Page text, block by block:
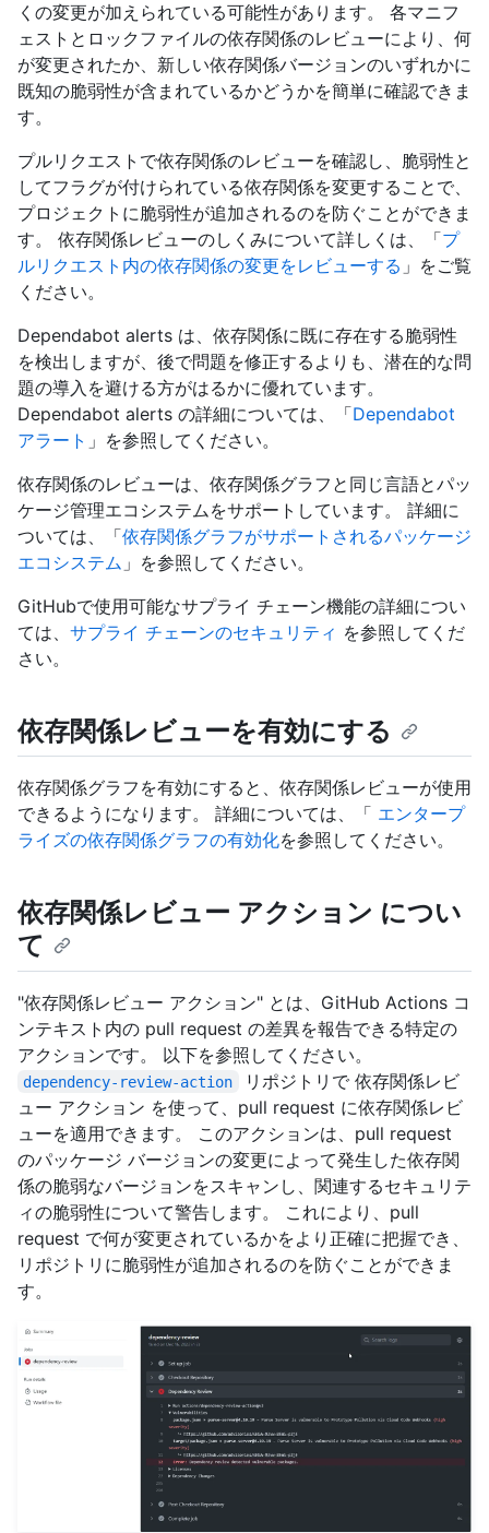
くの変更が加えられている可能性があります。 各マニフ
ェストとロックファイルの依存関係のレビューにより、何
が変更されたか、新しい依存関係バージョンのいずれかに
既知の脆弱性が含まれているかどうかを簡単に確認できま
す。
プルリクエストで依存関係のレビューを確認し、脆弱性と
してフラグが付けられている依存関係を変更することで、
プロジェクトに脆弱性が追加されるのを防ぐことができま
す。 依存関係レビューのしくみについて詳しくは、「プ
ルリクエスト内の依存関係の変更をレビューする 」をご覧
ください。
Dependabot alerts は、依存関係に既に存在する脆弱性
を検出しますが、後で問題を修正するよりも、潜在的な問
題の導入を避ける方がはるかに優れています。
Dependabot alerts の詳細については、「Dependabot
アラート 」を参照してください。
依存関係のレビューは、依存関係グラフと同じ言語とパッ
ケージ管理エコシステムをサポートしています。 詳細に
ついては、「依存関係グラフがサポートされるパッケージ
エコシステム 」を参照してください。
GitHubで使用可能なサプライ チェーン機能の詳細につい
ては、 サプライ チェーンのセキュリティ を参照してくだ
さい。
依存関係レビューを有効にする
依存関係グラフを有効にすると、依存関係レビューが使用
できるようになります。 詳細については、「 エンタープ
ライズの依存関係グラフの有効化を参照してください。
依存関係レビュー アクション につい
て
"依存関係レビュー アクション" とは、GitHub Actions コ
ンテキスト内の pull request の差異を報告できる特定の
アクションです。 以下を参照してください。
dependency-review-action
リポジトリで 依存関係レビ
ュー アクション を使って、pull request に依存関係レビ
ューを適用できます。 このアクションは、pull request
のパッケージ バージョンの変更によって発生した依存関
係の脆弱なバージョンをスキャンし、関連するセキュリテ
ィの脆弱性について警告します。 これにより、pull
request で何が変更されているかをより正確に把握でき、
リポジトリに脆弱性が追加されるのを防ぐことができま
す。